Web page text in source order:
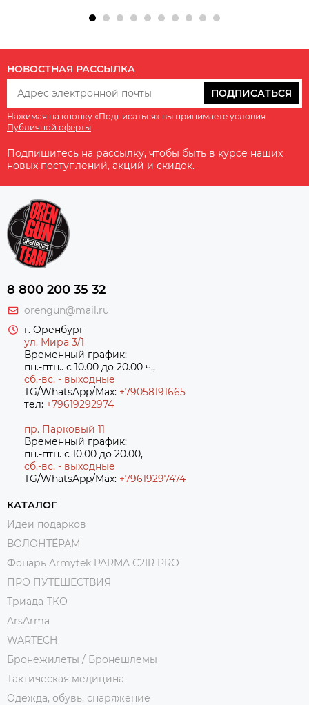
НОВОСТНАЯ РАССЫЛКА
ПОДПИСАТЬСЯ
Нажимая на кнопку «Подписаться» вы принимаете условия
Публичной оферты
Подпишитесь на рассылку, чтобы быть в курсе наших
новых поступлений, акций и скидок.
8 800 200 35 32
orengun@mail.ru
г. Оренбург
ул. Мира 3/1
Временный график:
пн.-птн.. с 10.00 до 20.00 ч.,
сб.-вс. - выходные
TG/WhatsApp/Max: +79058191665
тел: +79619292974
пр. Парковый 11
Временный график:
пн.-птн. с 10.00 до 20.00,
сб.-вс. - выходные
TG/WhatsApp/Max: +79619297474
КАТАЛОГ
Идеи подарков
ВОЛОНТЁРАМ
Фонарь Armytek PARMA C2IR PRO
ПРО ПУТЕШЕСТВИЯ
Триада-ТКО
ArsArma
WARTECH
Бронежилеты / Бронешлемы
Тактическая медицина
Одежда, обувь, снаряжение